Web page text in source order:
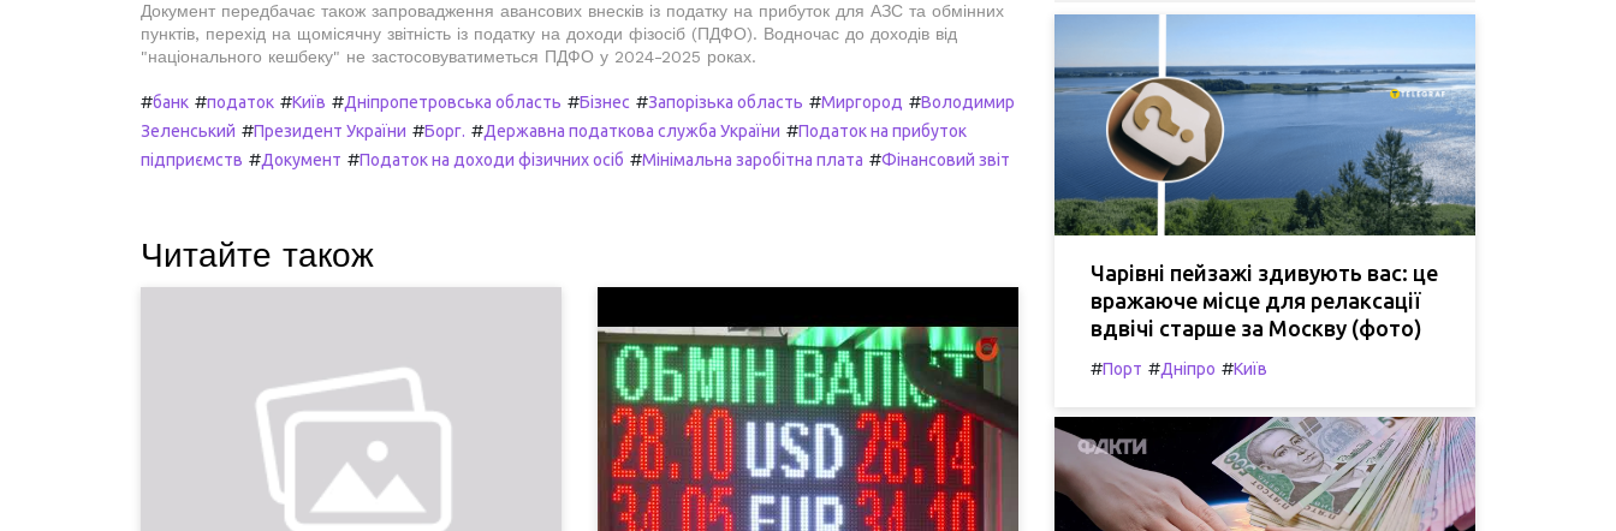
Документ передбачає також запровадження авансових внесків із податку на прибуток для АЗС та обмінних
пунктів, перехід на щомісячну звітність із податку на доходи фізосіб (ПДФО). Водночас до доходів від
"національного кешбеку" не застосовуватиметься ПДФО у 2024-2025 роках.
#банк #податок #Київ #Дніпропетровська область #Бізнес #Запорізька область #Миргород #Володимир
Зеленський #Президент України #Борг. #Державна податкова служба України #Податок на прибуток
підприємств #Документ #Податок на доходи фізичних осіб #Мінімальна заробітна плата #Фінансовий звіт
Читайте також
Чарівні пейзажі здивують вас: це
вражаюче місце для релаксації
вдвічі старше за Москву (фото)
#Порт #Дніпро #Київ